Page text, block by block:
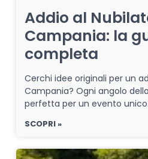
Addio al
Campania: la
completa
Cerchi idee originali per un
Campania? Ogni angolo
perfetta per un evento unico.
SCOPRI »